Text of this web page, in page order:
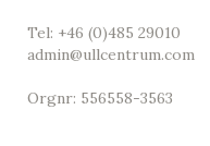
Tel: +46 (0)485 29010
admin@ullcentrum.com
Orgnr: 556558-3563